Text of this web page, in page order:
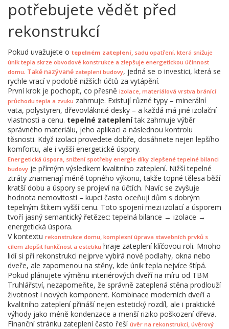
potřebujete vědět před
rekonstrukcí
Pokud uvažujete o tepelném zateplení, sadu opatření, která snižuje
únik tepla skrze obvodové konstrukce a zlepšuje energetickou účinnost
domu. Také nazývané zateplení budovy, jedná se o investici, která se
rychle vrací v podobě nižších účtů za vytápění.
První krok je pochopit, co přesně izolace, materiálová vrstva bránící
průchodu tepla a zvuku zahrnuje. Existují různé typy – minerální
vata, polystyren, dřevovláknité desky – a každá má jiné izolační
vlastnosti a cenu. tepelné zateplenítak zahrnuje výběr
správného materiálu, jeho aplikaci a následnou kontrolu
těsnosti. Když izolaci provedete dobře, dosáhnete nejen lepšího
komfortu, ale i vyšší energetické úspory.
Energetická úspora, snížení spotřeby energie díky zlepšené tepelné bilanci
budovy je přímým výsledkem kvalitního zateplení. Nižší tepelné
ztráty znamenají méně topného výkonu, takže topné tělesa běží
kratší dobu a úspory se projeví na účtích. Navíc se zvyšuje
hodnota nemovitosti – kupci často oceňují dům s dobrým
tepelným štítem vyšší cenu. Toto spojení mezi izolací a úsporem
tvoří jasný semantický řetězec: tepelná bilance → izolace →
energetická úspora.
V kontextu rekonstrukce domu, komplexní úprava stavebních prvků s
cílem zlepšit funkčnost a estetiku hraje zateplení klíčovou roli. Mnoho
lidí si při rekonstrukci nejprve vybírá nové podlahy, okna nebo
dveře, ale zapomenou na stěny, kde únik tepla nejvíce štípá.
Pokud plánujete výměnu interiérových dveří na míru od TBM
Truhlářství, nezapomeňte, že správně zateplená stěna prodlouží
životnost i nových komponent. Kombinace moderních dveří a
kvalitního zateplení přináší nejen estetický rozdíl, ale i praktické
výhody jako méně kondenzace a menší riziko poškození dřeva.
Finanční stránku zateplení často řeší úvěr na rekonstrukci, úvěrový